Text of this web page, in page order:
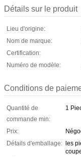
Détails sur le produit
Lieu d'origine:
Nom de marque:
Certification:
Numéro de modèle:
Conditions de
Quantité de
commande min:
1
Prix:
Détails d'emballage: les